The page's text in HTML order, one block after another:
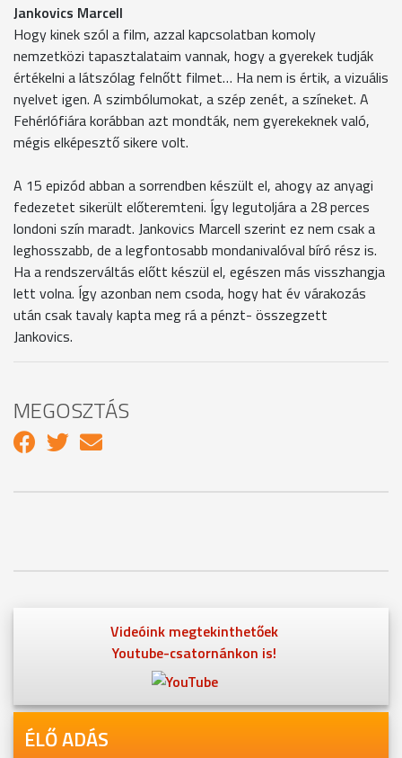
Jankovics Marcell
Hogy kinek szól a film, azzal kapcsolatban komoly
nemzetközi tapasztalataim vannak, hogy a gyerekek tudják
értékelni a látszólag felnőtt filmet… Ha nem is értik, a vizuális
nyelvet igen. A szimbólumokat, a szép zenét, a színeket. A
Fehérlófiára korábban azt mondták, nem gyerekeknek való,
mégis elképesztő sikere volt.
A 15 epizód abban a sorrendben készült el, ahogy az anyagi
fedezetet sikerült előteremteni. Így legutoljára a 28 perces
londoni szín maradt. Jankovics Marcell szerint ez nem csak a
leghosszabb, de a legfontosabb mondanivalóval bíró rész is.
Ha a rendszerváltás előtt készül el, egészen más visszhangja
lett volna. Így azonban nem csoda, hogy hat év várakozás
után csak tavaly kapta meg rá a pénzt- összegzett
Jankovics.
MEGOSZTÁS
Videóink megtekinthetőek
Youtube-csatornánkon is!
ÉLŐ ADÁS